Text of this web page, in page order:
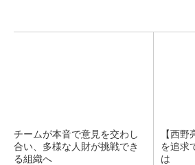
チームが本音で意見を交わし
合い、多様な人財が挑戦でき
る組織へ
【西
を追求
は